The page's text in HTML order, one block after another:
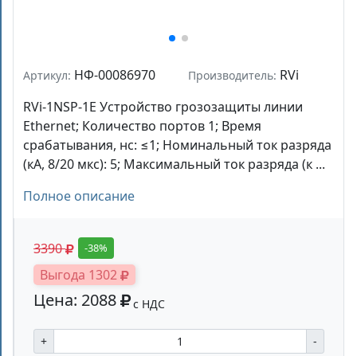
Артикул: НФ-00086970 Производитель: RVi
RVi-1NSP-1E Устройство грозозащиты линии
Ethernet; Количество портов 1; Время
срабатывания, нс: ≤1; Номинальный ток разряда
(кА, 8/20 мкс): 5; Максимальный ток разряда (к ...
Полное описание
3390 -38%
Выгода 1302
Цена: 2088 с НДС
+ -